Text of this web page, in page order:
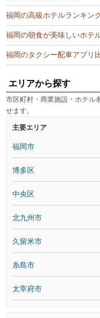
福岡の高級ホテルランキン
福岡の朝食が美味しいホテ
福岡のタクシー配車アプリ
エリアから探す
市区町村・商業施設・ホテル
せます。
主要エリア
福岡市
博多区
中央区
北九州市
久留米市
糸島市
太宰府市